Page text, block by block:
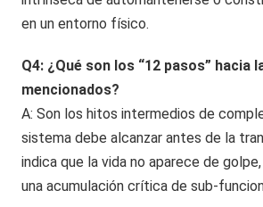
en un entorno físico.
Q4: ¿Qué son los “12 pasos” hacia
mencionados?
A: Son los hitos intermedios de
sistema debe alcanzar antes de la
indica que la vida no aparece de
una acumulación crítica de sub-